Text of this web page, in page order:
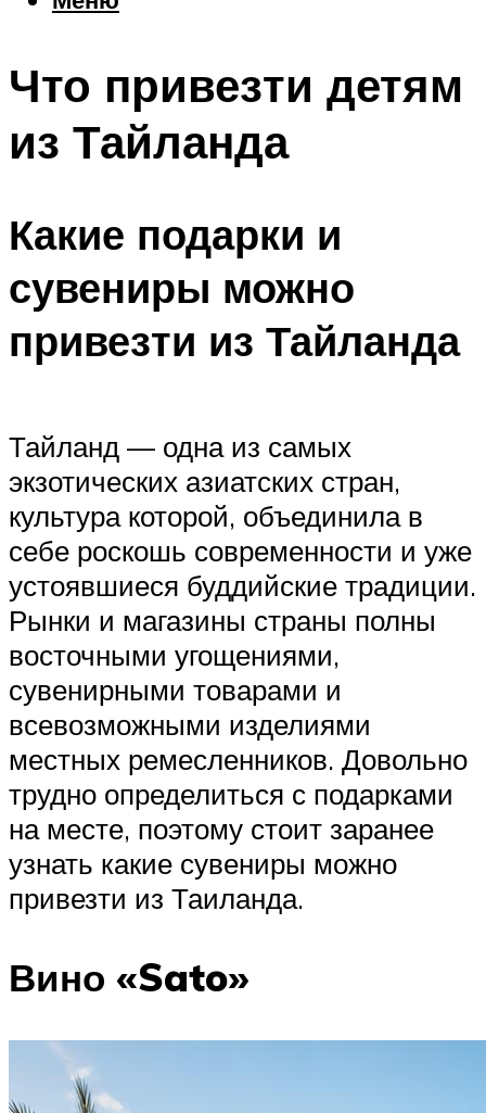
Шоппинг
Что посетить
Что привезти детям
из Тайланда
Какие подарки и
сувениры можно
привезти из Тайланда
Тайланд — одна из самых
экзотических азиатских стран,
культура которой, объединила в
себе роскошь современности и уже
устоявшиеся буддийские традиции.
Рынки и магазины страны полны
восточными угощениями,
сувенирными товарами и
всевозможными изделиями
местных ремесленников. Довольно
трудно определиться с подарками
на месте, поэтому стоит заранее
узнать какие сувениры можно
привезти из Таиланда.
Вино «Sato»